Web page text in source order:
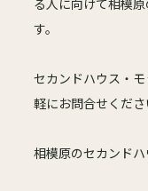
る人に向けて相模
す。
セカンドハウス・
軽にお問合せくださ
相模原のセカンド